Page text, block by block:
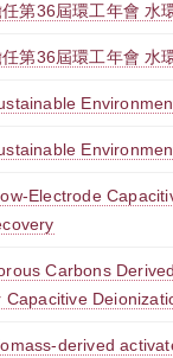
第36屆環工年會 水
第36屆環工年會 水
Electrode
Carbons
Capacitive
derived